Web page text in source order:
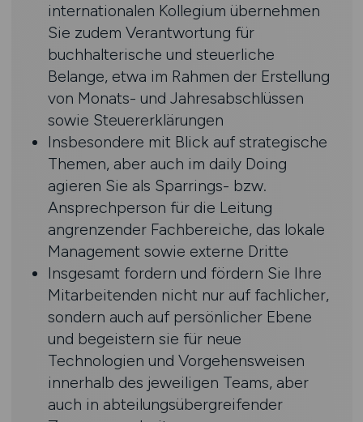
internationalen Kollegium übernehmen
Sie zudem Verantwortung für
buchhalterische und steuerliche
Belange, etwa im Rahmen der Erstellung
von Monats- und Jahresabschlüssen
sowie Steuererklärungen
Insbesondere mit Blick auf strategische
Themen, aber auch im daily Doing
agieren Sie als Sparrings- bzw.
Ansprechperson für die Leitung
angrenzender Fachbereiche, das lokale
Management sowie externe Dritte
Insgesamt fordern und fördern Sie Ihre
Mitarbeitenden nicht nur auf fachlicher,
sondern auch auf persönlicher Ebene
und begeistern sie für neue
Technologien und Vorgehensweisen
innerhalb des jeweiligen Teams, aber
auch in abteilungsübergreifender